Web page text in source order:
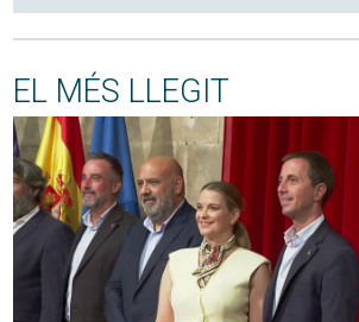
EL MÉS LLEGIT